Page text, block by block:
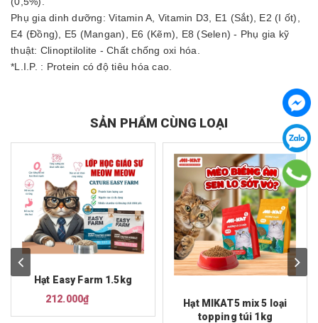
Phụ gia dinh dưỡng: Vitamin A, Vitamin D3, E1 (Sắt), E2 (I ốt),
E4 (Đồng), E5 (Mangan), E6 (Kẽm), E8 (Selen) - Phụ gia kỹ
thuật: Clinoptilolite - Chất chống oxi hóa.
*L.I.P. : Protein có độ tiêu hóa cao.
SẢN PHẨM CÙNG LOẠI
Hạt Easy Farm 1.5kg
212.000₫
Hạt MIKAT5 mix 5 loại
topping túi 1kg